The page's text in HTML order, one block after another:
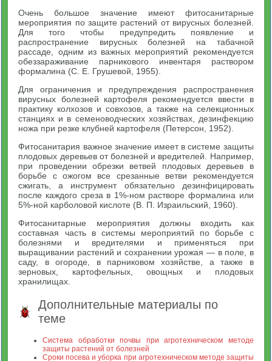
Очень большое значение имеют фитосанитарные
мероприятия по защите растений от вирусных болезней.
Для того чтобы предупредить появление и
распространение вирусных болезней на табачной
рассаде, одним из важных мероприятий рекомендуется
обеззараживание парникового инвентаря раствором
формалина (С. Е. Грушевой, 1955).
Для ограничения и предупреждения распространения
вирусных болезней картофеля рекомендуется ввести в
практику колхозов и совхозов, а также на селекционных
станциях и в семеноводческих хозяйствах, дезинфекцию
ножа при резке клубней картофеля (Петерсон, 1952).
Фитосанитария важное значение имеет в системе защиты
плодовых деревьев от болезней и вредителей. Например,
при проведении обрезки ветвей плодовых деревьев в
борьбе с ожогом все срезанные ветви рекомендуется
сжигать, а инструмент обязательно дезинфицировать
после каждого среза в 1%-ном растворе формалина или
5%-ной карболовой кислоте (В. П. Израильский, 1960).
Фитосанитарные мероприятия должны входить как
составная часть в системы мероприятий по борьбе с
болезнями и вредителями и применяться при
выращивании растений и сохранении урожая — в поле, в
саду, в огороде, в парниковом хозяйстве, а также в
зерновых, картофельных, овощных и плодовых
хранилищах.
Дополнительные материалы по
теме
Система обработки почвы при агротехническом методе
защиты растений от болезней
Сроки посева и уборка при агротехническом методе защиты